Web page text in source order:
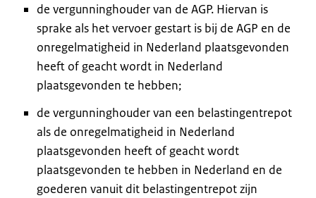
de vergunninghouder van de AGP. Hiervan is
sprake als het vervoer gestart is bij de AGP en de
onregelmatigheid in Nederland plaatsgevonden
heeft of geacht wordt in Nederland
plaatsgevonden te hebben;
de vergunninghouder van een belastingentrepot
als de onregelmatigheid in Nederland
plaatsgevonden heeft of geacht wordt
plaatsgevonden te hebben in Nederland en de
goederen vanuit dit belastingentrepot zijn